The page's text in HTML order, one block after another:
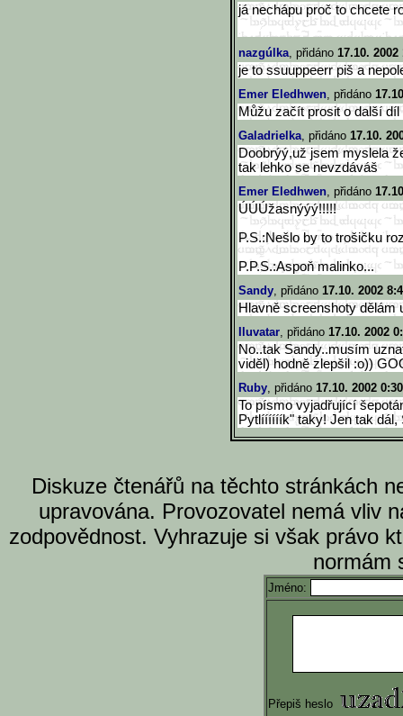
já nechápu proč to chcete
nazgúlka, přidáno 17.10. 2002
je to ssuuppeerr piš a
Emer Eledhwen, přidáno
Můžu začít prosit o další
Galadrielka, přidáno 17.10.
Doobrýý,už jsem myslela
tak lehko se nevzdáváš
Emer Eledhwen, přidáno
ÚÚÚžasnýýý!!!!!
P.S.:Nešlo by to trošičku
P.P.S.:Aspoň malinko...
Sandy, přidáno 17.10. 2002
Hlavně screenshoty dělám
Iluvatar, přidáno 17.10. 2002
No..tak Sandy..musím
viděl) hodně zlepšil :o))
Ruby, přidáno 17.10. 2002
To písmo vyjadřující
Pytlíííííík" taky! Jen tak dál,
Diskuze čtenářů na těchto stránkách
upravována. Provozovatel nemá vliv
zodpovědnost. Vyhrazuje si však právo
normám
Jméno:
Přepiš heslo